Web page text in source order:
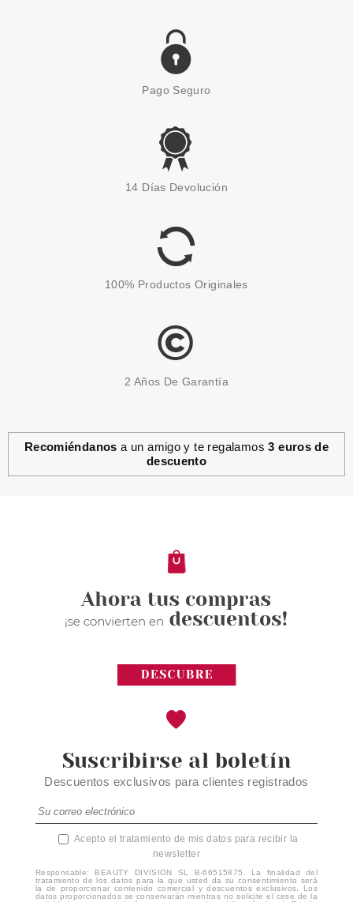
Pago Seguro
14 Días Devolución
100% Productos Originales
2 Años De Garantía
Recomiéndanos a un amigo y te regalamos3 euros de
descuento
Suscribirse al boletín
Descuentos exclusivos para clientes registrados
Acepto el tratamiento de mis datos para recibir la
newsletter
Responsable: BEAUTY DIVISION SL B-66515875. La finalidad del
tratamiento de los datos para la que usted da su consentimiento será
la de proporcionar contenido comercial y descuentos exclusivos. Los
datos proporcionados se conservarán mientras no solicite el cese de la